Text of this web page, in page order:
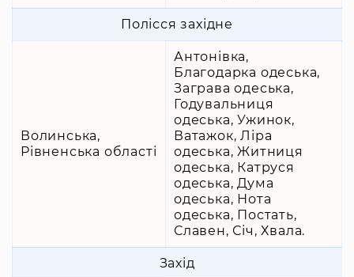
Полісся західне
Волинська,
Рівненська області
Антонівка,
Благодарка одеська,
Заграва одеська,
Годувальниця
одеська, Ужинок,
Ватажок, Ліра
одеська, Житниця
одеська, Катруся
одеська, Дума
одеська, Нота
одеська, Постать,
Славен, Січ, Хвала.
Захід